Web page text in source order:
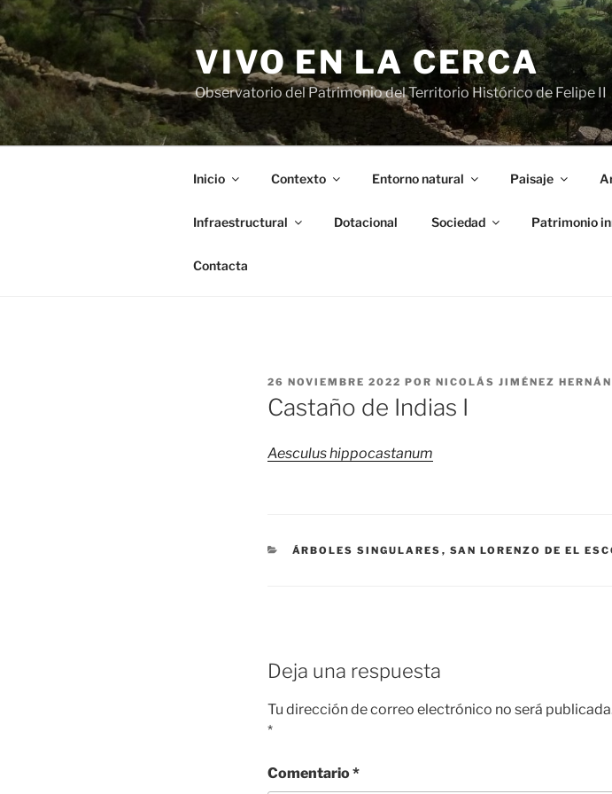
Saltar
al
contenido
VIVO EN LA CERCA
Observatorio del Patrimonio del Territorio Histórico de Felipe II
Inicio Contexto Entorno natural Paisaje
Infraestructural Dotacional Sociedad Patrimonio
Contacta
PUBLICADO
EL
26 NOVIEMBRE 2022 POR NICOLÁS JIMÉNEZ
Castaño de Indias I
Aesculus hippocastanum
CATEGORÍAS
ÁRBOLES SINGULARES , SAN LORENZO DE EL
Deja una respuesta
Tu dirección de correo electrónico no será
*
Comentario*